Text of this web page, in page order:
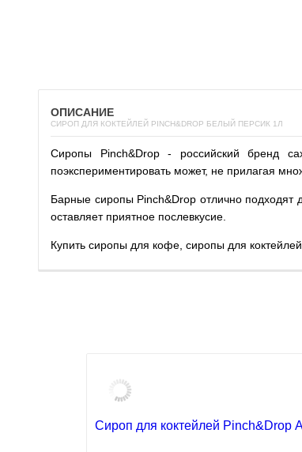
ОПИСАНИЕ
СИРОП ДЛЯ КОКТЕЙЛЕЙ PINCH&DROP БЕЛЫЙ ПЕРСИК 1Л
Сиропы Pinch&Drop - российский бренд
поэкспериментировать может, не прилагая
Барные сиропы Pinch&Drop отлично подходят
оставляет приятное послевкусие.
Купить сиропы для кофе, сиропы для
Сироп для коктейлей Pinch&Drop